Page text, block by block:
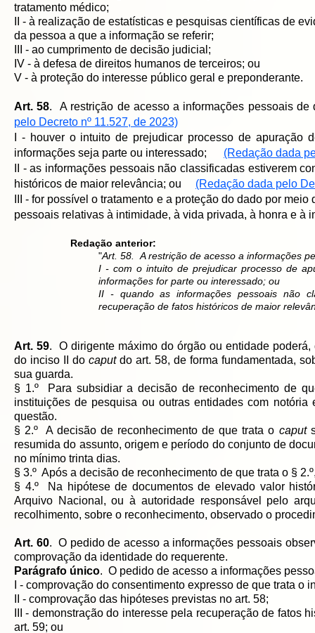
tratamento médico;
II - à realização de estatísticas e pesquisas científicas de
da pessoa a que a informação se referir;
III - ao cumprimento de decisão judicial;
IV - à defesa de direitos humanos de terceiros; ou
V - à proteção do interesse público geral e preponderante.
Art.58. A restrição de acesso a informações pessoais
pelo Decreto nº 11.527, de 2023)
I - houver o intuito de prejudicar processo de
informações seja parte ou interessado;
(Redação dada
II - as informações pessoais não classificadas estiverem
históricos de maior relevância; ou (Redação dada pelo
III - for possível o tratamento e a proteção do dado por
pessoais relativas à intimidade, à vida privada, à honra e
Redação anterior:
"Art. 58. A restrição de acesso a informações
I - com o intuito de prejudicar processo de
informações for parte ou interessado; ou
II - quando as informações pessoais não
recuperação de fatos históricos de maior
Art. 59. O dirigente máximo do órgão ou entidade
do inciso II do caputdo art. 58, de forma fundamentada,
sua guarda.
§ 1.º Para subsidiar a decisão de reconhecimento de
instituições de pesquisa ou outras entidades com
questão.
§ 2.º A decisão de reconhecimento de que trata o caput
resumida do assunto, origem e período do conjunto de
no mínimo trinta dias.
§ 3.º Após a decisão de reconhecimento de que trata o §
§ 4.º Na hipótese de documentos de elevado valor
Arquivo Nacional, ou à autoridade responsável pelo
recolhimento, sobre o reconhecimento, observado o
Art. 60. O pedido de acesso a informações pessoais
comprovação da identidade do requerente.
Parágrafo único. O pedido de acesso a informações
I - comprovação do consentimento expresso de que trata o
II - comprovação das hipóteses previstas no art. 58;
III - demonstração do interesse pela recuperação de fatos
art. 59; ou